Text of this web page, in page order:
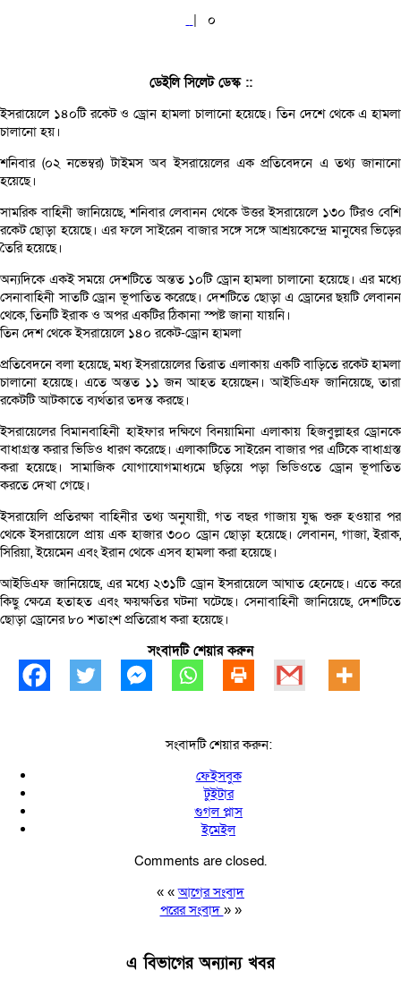
| ০
ডেইলি সিলেট ডেস্ক ::
ইসরায়েলে ১৪০টি রকেট ও ড্রোন হামলা চালানো হয়েছে। তিন দেশে থেকে এ হামলা
চালানো হয়।
শনিবার (০২ নভেম্বর) টাইমস অব ইসরায়েলের এক প্রতিবেদনে এ তথ্য জানানো
হয়েছে।
সামরিক বাহিনী জানিয়েছে, শনিবার লেবানন থেকে উত্তর ইসরায়েলে ১৩০ টিরও বেশি
রকেট ছোড়া হয়েছে। এর ফলে সাইরেন বাজার সঙ্গে সঙ্গে আশ্রয়কেন্দ্রে মানুষের ভিড়ের
তৈরি হয়েছে।
অন্যদিকে একই সময়ে দেশটিতে অন্তত ১০টি ড্রোন হামলা চালানো হয়েছে। এর মধ্যে
সেনাবাহিনী সাতটি ড্রোন ভূপাতিত করেছে। দেশটিতে ছোড়া এ ড্রোনের ছয়টি লেবানন
থেকে, তিনটি ইরাক ও অপর একটির ঠিকানা স্পষ্ট জানা যায়নি।
তিন দেশ থেকে ইসরায়েলে ১৪০ রকেট-ড্রোন হামলা
প্রতিবেদনে বলা হয়েছে, মধ্য ইসরায়েলের তিরাত এলাকায় একটি বাড়িতে রকেট হামলা
চালানো হয়েছে। এতে অন্তত ১১ জন আহত হয়েছেন। আইডিএফ জানিয়েছে, তারা
রকেটটি আটকাতে ব্যর্থতার তদন্ত করছে।
ইসরায়েলের বিমানবাহিনী হাইফার দক্ষিণে বিনয়ামিনা এলাকায় হিজবুল্লাহর ড্রোনকে
বাধাগ্রস্ত করার ভিডিও ধারণ করেছে। এলাকাটিতে সাইরেন বাজার পর এটিকে বাধাগ্রস্ত
করা হয়েছে। সামাজিক যোগাযোগমাধ্যমে ছড়িয়ে পড়া ভিডিওতে ড্রোন ভূপাতিত
করতে দেখা গেছে।
ইসরায়েলি প্রতিরক্ষা বাহিনীর তথ্য অনুযায়ী, গত বছর গাজায় যুদ্ধ শুরু হওয়ার পর
থেকে ইসরায়েলে প্রায় এক হাজার ৩০০ ড্রোন ছোড়া হয়েছে। লেবানন, গাজা, ইরাক,
সিরিয়া, ইয়েমেন এবং ইরান থেকে এসব হামলা করা হয়েছে।
আইডিএফ জানিয়েছে, এর মধ্যে ২৩১টি ড্রোন ইসরায়েলে আঘাত হেনেছে। এতে করে
কিছু ক্ষেত্রে হতাহত এবং ক্ষয়ক্ষতির ঘটনা ঘটেছে। সেনাবাহিনী জানিয়েছে, দেশটিতে
ছোড়া ড্রোনের ৮০ শতাংশ প্রতিরোধ করা হয়েছে।
সংবাদটি শেয়ার করুন
সংবাদটি শেয়ার করুন:
ফেইসবুক
টুইটার
গুগল প্লাস
ইমেইল
Comments are closed.
« «আগের সংবাদ
পরের সংবাদ » »
এ বিভাগের অন্যান্য খবর